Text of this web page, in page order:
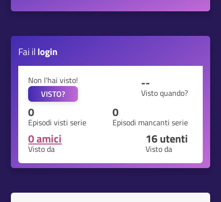
Fai il login
Non l'hai visto!
VISTO?
--
Visto quando?
0
Episodi visti serie
0
Episodi mancanti serie
0 amici
Visto da
16utenti
Visto da